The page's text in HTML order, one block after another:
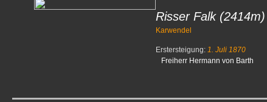
Risser Falk(2414m)
Karwendel
Erstersteigung: 1. Juli 1870
Freiherr Hermann von Barth